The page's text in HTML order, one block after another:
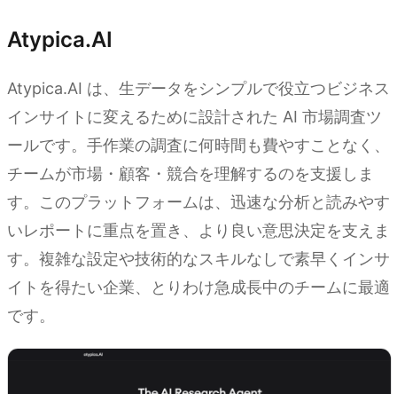
Atypica.AI
Atypica.AI は、生データをシンプルで役立つビジネス
インサイトに変えるために設計された AI 市場調査ツ
ールです。手作業の調査に何時間も費やすことなく、
チームが市場・顧客・競合を理解するのを支援しま
す。このプラットフォームは、迅速な分析と読みやす
いレポートに重点を置き、より良い意思決定を支えま
す。複雑な設定や技術的なスキルなしで素早くインサ
イトを得たい企業、とりわけ急成長中のチームに最適
です。